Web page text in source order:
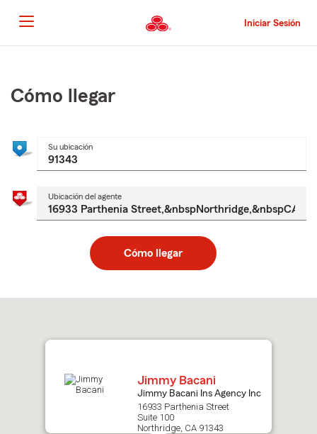
al
contenido
principal
Iniciar Sesión
principal
Cómo llegar
Su ubicación
Ubicación del agente
Cómo llegar
to
Jimmy Bacani
Jimmy Bacani Ins Agency Inc
16933 Parthenia Street
Suite 100
Northridge, CA 91343